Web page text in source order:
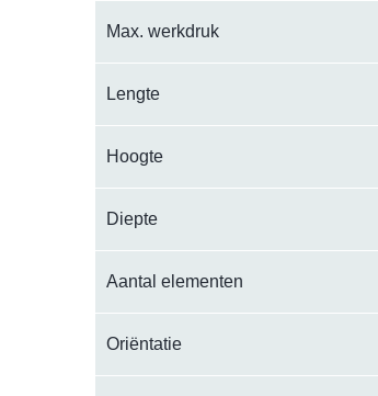
Max. werkdruk
Lengte
Hoogte
Diepte
Aantal elementen
Oriëntatie